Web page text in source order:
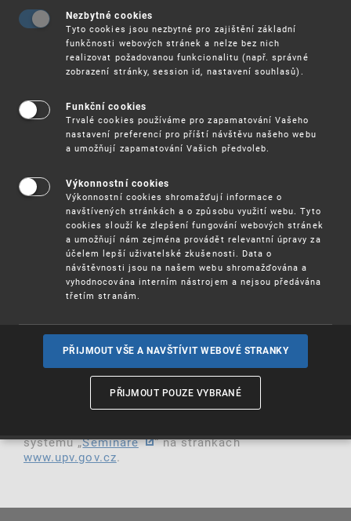
19. 10. – Online seminář: Ochranné
známky
Úřad průmyslového vlastnictví pořádá online
ochraně práv na označení pro podnikatele,
studenty i širší veřejnost.
Program semináře:
ochranné známky, druhy ochranných známek,
řízení o přihlášce ochranné známky, náležitosti
přihlášky, překážky zápisné způsobilosti , detaily
řízení, práva vlastníka ochranné známky, jejich
porušení a vymáhání)
* Ochranná známka Evropské unie (řízení o
ochranné známce EU, náležitosti přihlášky,
podmínky zápisné způsobilosti, detaily řízení,
--Termín
Účast na semináři jezdarma.
Více informací(pdf, 120 kB)
systému „Semináře
“ na stránkách
www.upv.gov.cz.
Nezbytné cookies
Tyto cookies jsou nezbytné pro zajištění základní
funkčnosti webových stránek a nelze bez nich
realizovat požadovanou funkcionalitu (např. správné
zobrazení stránky, session id, nastavení souhlasů).
Funkční cookies
Trvalé cookies používáme pro zapamatování Vašeho
nastavení preferencí pro příští návštěvu našeho webu
a umožňují zapamatování Vašich předvoleb.
Výkonnostní cookies
Výkonnostní cookies shromažďují informace o
navštívených stránkách a o způsobu využití webu. Tyto
cookies slouží ke zlepšení fungování webových stránek
a umožňují nám zejména provádět relevantní úpravy za
účelem lepší uživatelské zkušenosti. Data o
návštěvnosti jsou na našem webu shromažďována a
vyhodnocována interním nástrojem a nejsou předávána
třetím stranám.
PŘIJMOUT VŠE A NAVŠTÍVIT WEBOVÉ STRANKY
PŘIJMOUT POUZE VYBRANÉ